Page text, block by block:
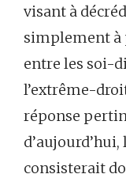
visant à
simplement à
entre les soi-
l’extrême-
réponse
consisterait